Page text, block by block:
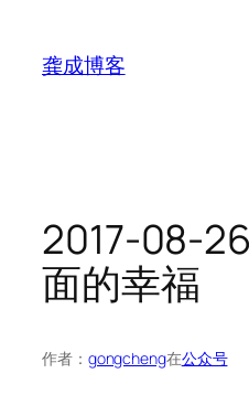
龚成博客
2017-08-
面的幸福
作者： gongcheng在公众号